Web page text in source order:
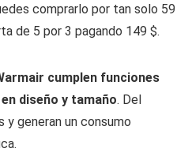
comprarlo por tan solo 59
de 5 por 3 pagando 149 $.
cumplen funciones
diseño y tamaño. Del
y generan un consumo